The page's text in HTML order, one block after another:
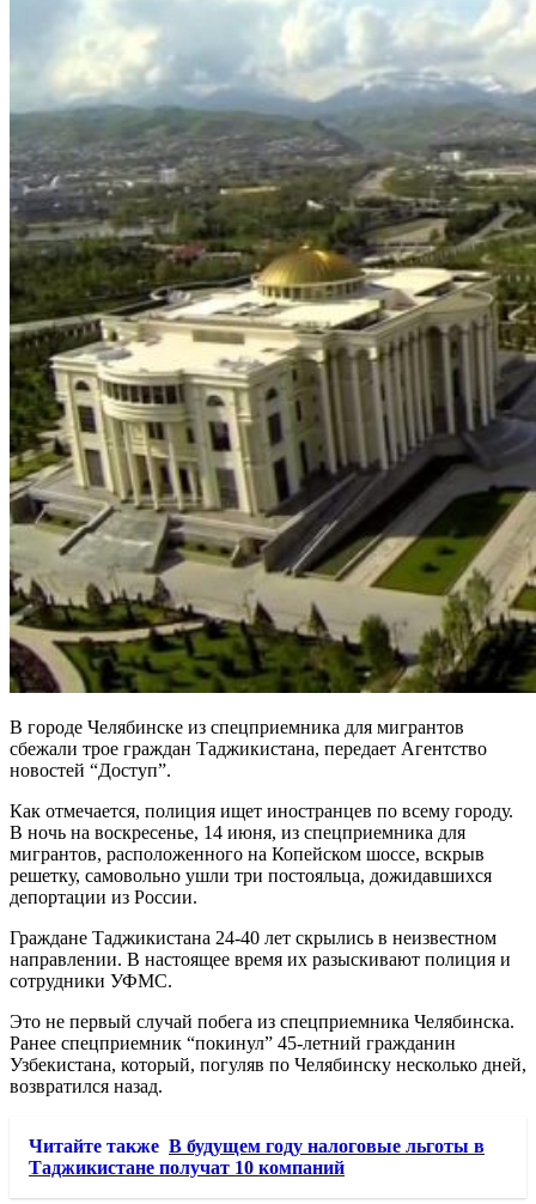
В городе Челябинске из спецприемника для мигрантов
сбежали трое граждан Таджикистана, передает Агентство
новостей “Доступ”.
Как отмечается, полиция ищет иностранцев по всему городу.
В ночь на воскресенье, 14 июня, из спецприемника для
мигрантов, расположенного на Копейском шоссе, вскрыв
решетку, самовольно ушли три постояльца, дожидавшихся
депортации из России.
Граждане Таджикистана 24-40 лет скрылись в неизвестном
направлении. В настоящее время их разыскивают полиция и
сотрудники УФМС.
Это не первый случай побега из спецприемника Челябинска.
Ранее спецприемник “покинул” 45-летний гражданин
Узбекистана, который, погуляв по Челябинску несколько дней,
возвратился назад.
Читайте также В будущем году налоговые льготы в
Таджикистане получат 10 компаний